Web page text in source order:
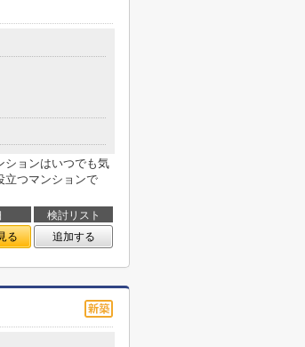
ションはいつでも気
立つマンションで
検討リスト
る 追加する